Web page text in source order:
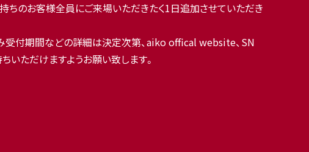
のお客様全員にご来場いただきたく1日追加させていただき
受付期間などの詳細は決定次第、aiko offical website、SN
いただけますようお願い致します。